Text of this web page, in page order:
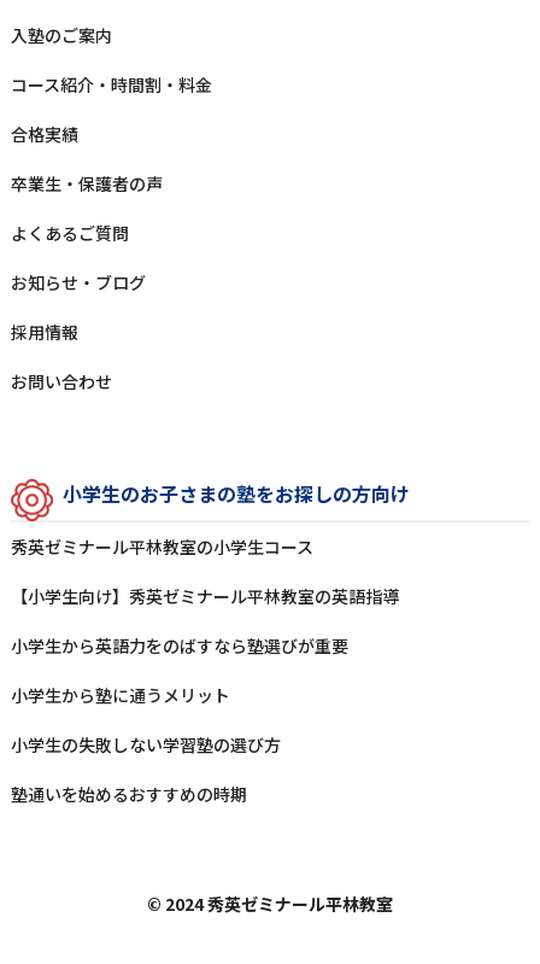
⼊塾のご案内
コース紹介・時間割・料⾦
合格実績
卒業⽣‧保護者の声
よくあるご質問
お知らせ‧ブログ
採⽤情報
お問い合わせ
⼩学⽣のお⼦さまの塾をお探しの⽅向け
秀英ゼミナール平林教室の⼩学⽣コース
【小学生向け】秀英ゼミナール平林教室の英語指導
⼩学⽣から英語⼒をのばすなら塾選びが重要
⼩学⽣から塾に通うメリット
⼩学⽣の失敗しない学習塾の選び⽅
塾通いを始めるおすすめの時期
© 2024 秀英ゼミナール平林教室